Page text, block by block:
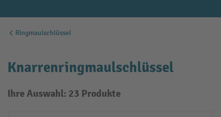
Ringmaulschlüssel
Knarrenringmaulschlüssel
Ihre Auswahl: 23 Produkte